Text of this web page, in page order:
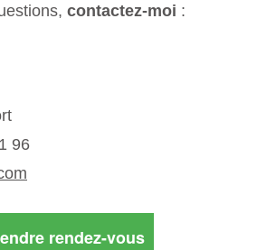
contactez-moi :
96
rendez-vous